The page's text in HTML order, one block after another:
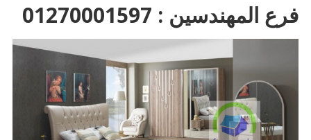
فرع المهندسين : 01270001597